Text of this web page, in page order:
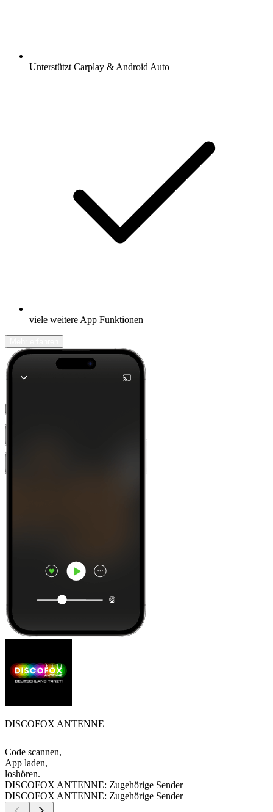
Unterstützt Carplay & Android Auto
viele weitere App Funktionen
DISCOFOX ANTENNE
Code scannen,
App laden,
loshören.
DISCOFOX ANTENNE: Zugehörige Sender
DISCOFOX ANTENNE: Zugehörige Sender